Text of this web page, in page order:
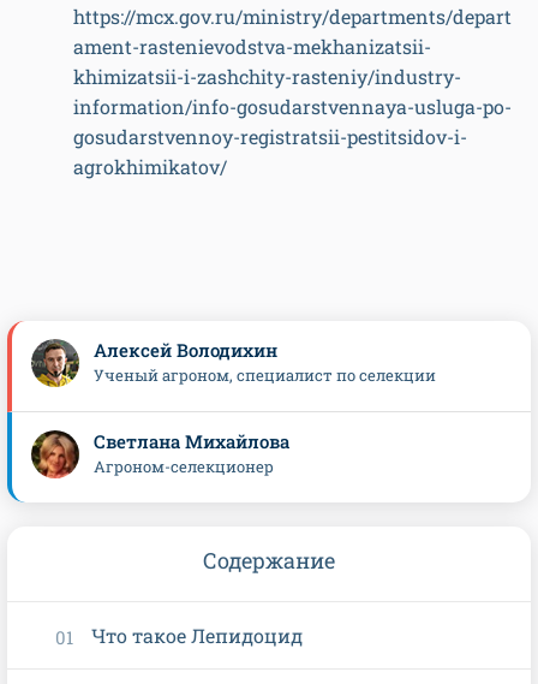
https://mcx.gov.ru/ministry/departments/depart
ament-rastenievodstva-mekhanizatsii-
khimizatsii-i-zashchity-rasteniy/industry-
information/info-gosudarstvennaya-usluga-po-
gosudarstvennoy-registratsii-pestitsidov-i-
agrokhimikatov/
Алексей Володихин
Ученый агроном, специалист по селекции
Светлана Михайлова
Агроном-селекционер
Содержание
Что такое Лепидоцид